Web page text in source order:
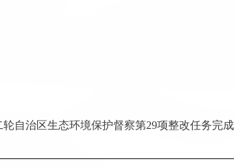
轮自治区生态环境保护督察第29项整改任务完